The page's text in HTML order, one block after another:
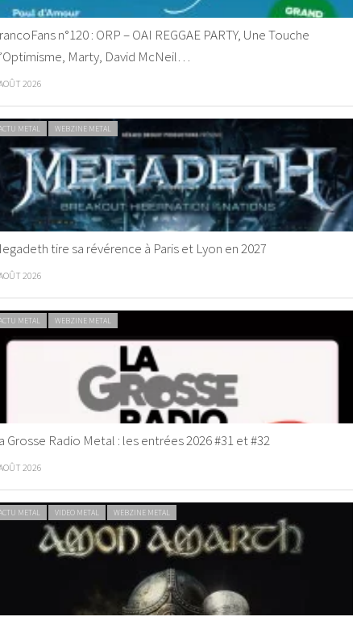
n°120 : ORP – OAI REGGAE PARTY, Une Touche
Marty, David McNeil…
2026
METAL WEBZINE METAL
tire sa révérence à Paris et Lyon en 2027
2026
METAL WEBZINE METAL
Grosse Radio Metal : les entrées 2026 #31 et #32
2026
METAL VIDEO METAL WEBZINE METAL